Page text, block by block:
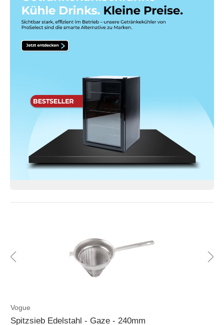
Vogue
Spitzsieb Edelstahl - Gaze - 240mm